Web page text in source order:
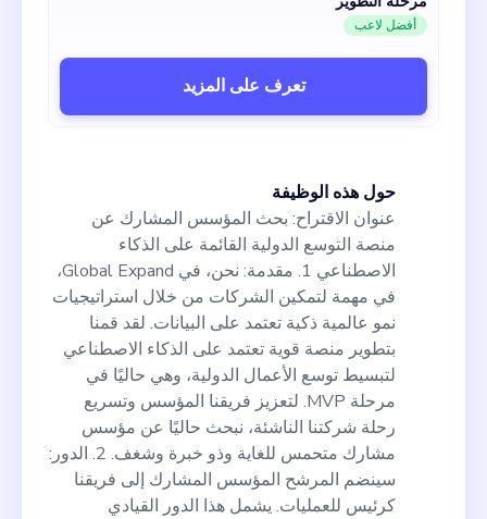
حول هذه الوظيفة
عنوان الاقتراح: بحث المؤسس المشارك عن
منصة التوسع الدولية القائمة على الذكاء
الاصطناعي 1. مقدمة: نحن، في Global Expand،
في مهمة لتمكين الشركات من خلال استراتيجيات
نمو عالمية ذكية تعتمد على البيانات. لقد قمنا
بتطوير منصة قوية تعتمد على الذكاء الاصطناعي
لتبسيط توسع الأعمال الدولية، وهي حاليًا في
مرحلة MVP. لتعزيز فريقنا المؤسس وتسريع
رحلة شركتنا الناشئة، نبحث حاليًا عن مؤسس
مشارك متحمس للغاية وذو خبرة وشغف. 2. الدور:
سينضم المرشح المؤسس المشارك إلى فريقنا
كرئيس للعمليات. يشمل هذا الدور القيادي
أفضل لاعب
تعرف على المزيد